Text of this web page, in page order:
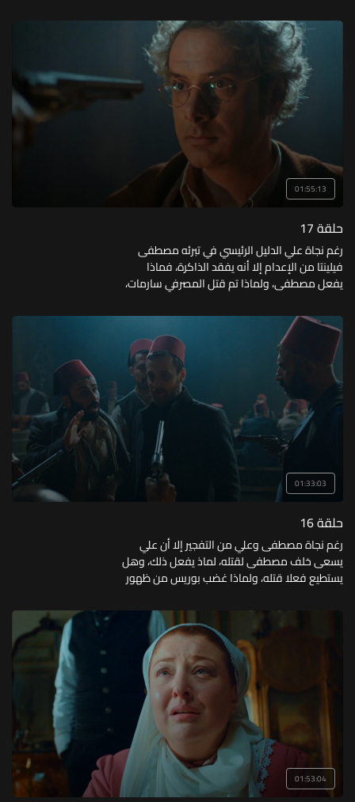
ومصطفى إنقاذ القاضي؟
01:55:13
حلقة 17
رغم نجاة علي الدليل الرئيسي في تبرئه مصطفى
فيلينتا من الإعدام إلا أنه يفقد الذاكرة، فماذا
يفعل مصطفى، ولماذا تم قتل المصرفي سارمات،
01:33:03
حلقة 16
رغم نجاة مصطفى وعلي من التفجير إلا أن علي
يسعى خلف مصطفى لقتله، لماذ يفعل ذلك، وهل
يستطيع فعلا قتله، ولماذا غضب بوريس من ظهور
01:53:04